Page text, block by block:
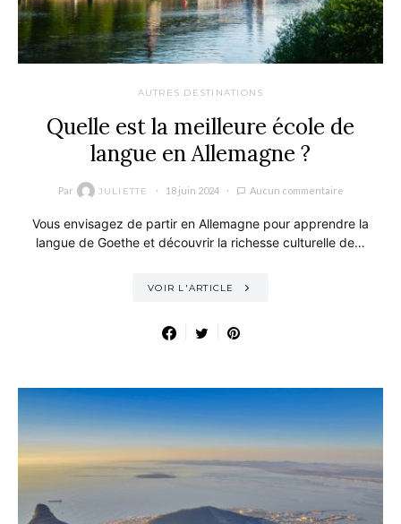
AUTRES DESTINATIONS
Quelle est la meilleure école de
langue en Allemagne ?
Par JULIETTE 18 juin 2024 Aucun commentaire
Vous envisagez de partir en Allemagne pour apprendre la
langue de Goethe et découvrir la richesse culturelle de…
VOIR L'ARTICLE